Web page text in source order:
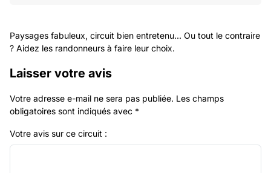
Paysages fabuleux, circuit bien entretenu... Ou tout le contraire
? Aidez les randonneurs à faire leur choix.
Laisser votre avis
Votre adresse e-mail ne sera pas publiée. Les champs
obligatoires sont indiqués avec *
Votre avis sur ce circuit :